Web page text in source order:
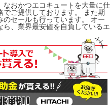
なおかつエコキュートを大量に仕
でご提供しております。 また期
セールも行っています。 オー
、業界最安値を自負しているエ